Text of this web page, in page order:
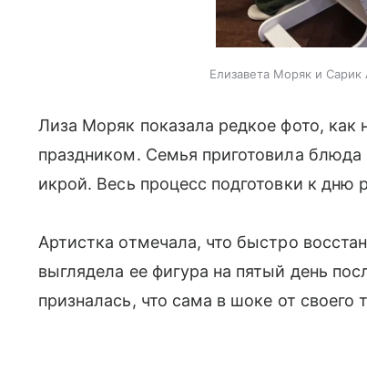
Елизавета Моряк и
Лиза Моряк показала редкое фото, как
праздником. Семья приготовила
икрой. Весь процесс подготовки к
Артистка отмечала, что быстро
выглядела ее фигура на пятый день
призналась, что сама в шоке от своего